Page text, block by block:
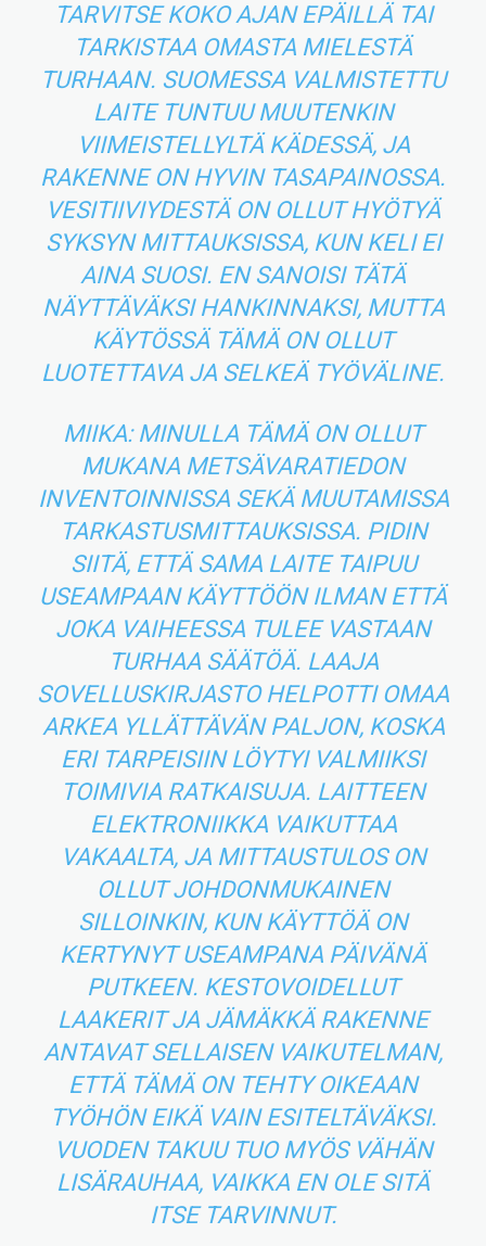
TARVITSE KOKO AJAN EPÄILLÄ TAI
TARKISTAA OMASTA MIELESTÄ
TURHAAN. SUOMESSA VALMISTETTU
LAITE TUNTUU MUUTENKIN
VIIMEISTELLYLTÄ KÄDESSÄ, JA
RAKENNE ON HYVIN TASAPAINOSSA.
VESITIIVIYDESTÄ ON OLLUT HYÖTYÄ
SYKSYN MITTAUKSISSA, KUN KELI EI
AINA SUOSI. EN SANOISI TÄTÄ
NÄYTTÄVÄKSI HANKINNAKSI, MUTTA
KÄYTÖSSÄ TÄMÄ ON OLLUT
LUOTETTAVA JA SELKEÄ TYÖVÄLINE.
MIIKA: MINULLA TÄMÄ ON OLLUT
MUKANA METSÄVARATIEDON
INVENTOINNISSA SEKÄ MUUTAMISSA
TARKASTUSMITTAUKSISSA. PIDIN
SIITÄ, ETTÄ SAMA LAITE TAIPUU
USEAMPAAN KÄYTTÖÖN ILMAN ETTÄ
JOKA VAIHEESSA TULEE VASTAAN
TURHAA SÄÄTÖÄ. LAAJA
SOVELLUSKIRJASTO HELPOTTI OMAA
ARKEA YLLÄTTÄVÄN PALJON, KOSKA
ERI TARPEISIIN LÖYTYI VALMIIKSI
TOIMIVIA RATKAISUJA. LAITTEEN
ELEKTRONIIKKA VAIKUTTAA
VAKAALTA, JA MITTAUSTULOS ON
OLLUT JOHDONMUKAINEN
SILLOINKIN, KUN KÄYTTÖÄ ON
KERTYNYT USEAMPANA PÄIVÄNÄ
PUTKEEN. KESTOVOIDELLUT
LAAKERIT JA JÄMÄKKÄ RAKENNE
ANTAVAT SELLAISEN VAIKUTELMAN,
ETTÄ TÄMÄ ON TEHTY OIKEAAN
TYÖHÖN EIKÄ VAIN ESITELTÄVÄKSI.
VUODEN TAKUU TUO MYÖS VÄHÄN
LISÄRAUHAA, VAIKKA EN OLE SITÄ
ITSE TARVINNUT.